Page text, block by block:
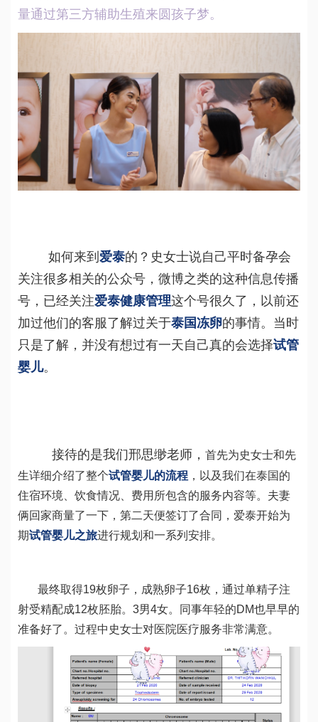
量通过第三方辅助生殖来圆孩子梦。
如何来到 爱泰的？史女士说自己平时备孕会
关注很多相关的公众号，微博之类的这种信息传播
号，已经关注爱泰健康管理这个号很久了，以前还
加过他们的客服了解过关于泰国冻卵的事情。当时
只是了解，并没有想过有一天自己真的会选择试管
婴儿。
接待的是我们邢思缈老师， 首先为史女士和先
生详细介绍了整个试管婴儿的流程 ，以及我们在泰国的
住宿环境、饮食情况、费用所包含的服务内容等。夫妻
俩回家商量了一下，第二天便签订了合同，爱泰开始为
期试管婴儿之旅进行规划和一系列安排。
最终取得19枚卵子，成熟卵子16枚，通过单精子注
射受精配成12枚胚胎。3男4女。同事年轻的DM也早早的
准备好了。过程中史女士对医院医疗服务非常满意。